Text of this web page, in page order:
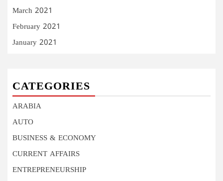
March 2021
February 2021
January 2021
CATEGORIES
ARABIA
AUTO
BUSINESS & ECONOMY
CURRENT AFFAIRS
ENTREPRENEURSHIP